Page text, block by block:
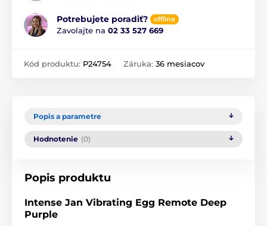
Potrebujete poradiť? offline
Zavolajte na 02 33 527 669
Kód produktu: P24754 Záruka: 36 mesiacov
Popis a parametre
Hodnotenie (0)
Popis produktu
Intense Jan Vibrating Egg Remote Deep
Purple